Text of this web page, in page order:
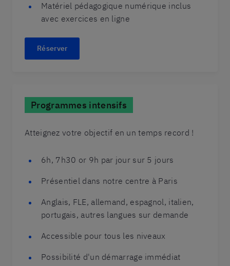
Matériel pédagogique numérique inclus
avec exercices en ligne
Réserver
Programmes intensifs
Atteignez votre objectif en un temps record !
6h, 7h30 or 9h par jour sur 5 jours
Présentiel dans notre centre à Paris
Anglais, FLE, allemand, espagnol, italien,
portugais, autres langues sur demande
Accessible pour tous les niveaux
Possibilité d'un démarrage immédiat